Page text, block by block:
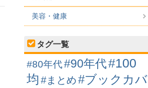
美容・健康
タグ一覧
#80年代#90年代#100
均 #まとめ#ブックカバ